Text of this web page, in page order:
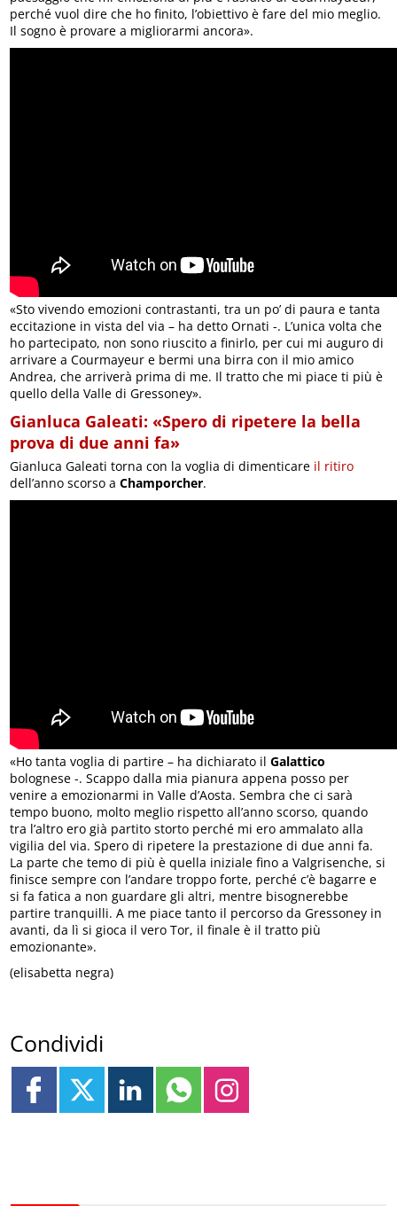
perché vuol dire che ho finito, l’obiettivo è fare del mio meglio.
Il sogno è provare a migliorarmi ancora».
«Sto vivendo emozioni contrastanti, tra un po’ di paura e tanta
eccitazione in vista del via – ha detto Ornati -. L’unica volta che
ho partecipato, non sono riuscito a finirlo, per cui mi auguro di
arrivare a Courmayeur e bermi una birra con il mio amico
Andrea, che arriverà prima di me. Il tratto che mi piace ti più è
quello della Valle di Gressoney».
Gianluca Galeati: «Spero di ripetere la bella
prova di due anni fa»
Gianluca Galeati torna con la voglia di dimenticare il ritiro
dell’anno scorso aChamporcher.
«Ho tanta voglia di partire – ha dichiarato ilGalattico
bolognese -. Scappo dalla mia pianura appena posso per
venire a emozionarmi in Valle d’Aosta. Sembra che ci sarà
tempo buono, molto meglio rispetto all’anno scorso, quando
tra l’altro ero già partito storto perché mi ero ammalato alla
vigilia del via. Spero di ripetere la prestazione di due anni fa.
La parte che temo di più è quella iniziale fino a Valgrisenche, si
finisce sempre con l’andare troppo forte, perché c’è bagarre e
si fa fatica a non guardare gli altri, mentre bisognerebbe
partire tranquilli. A me piace tanto il percorso da Gressoney in
avanti, da lì si gioca il vero Tor, il finale è il tratto più
emozionante».
(elisabetta negra)
Condividi